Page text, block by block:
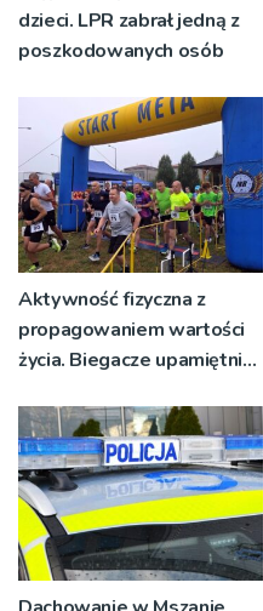
dzieci. LPR zabrał jedną z
poszkodowanych osób
Aktywność fizyczna z
propagowaniem wartości
życia. Biegacze upamiętnili